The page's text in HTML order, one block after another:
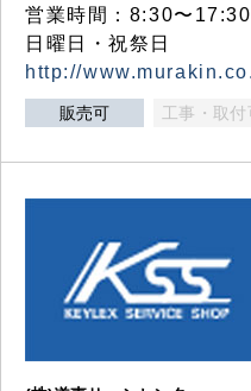
営業時間：8:30〜
日曜日・祝祭日
http://
販売可 工事・取付